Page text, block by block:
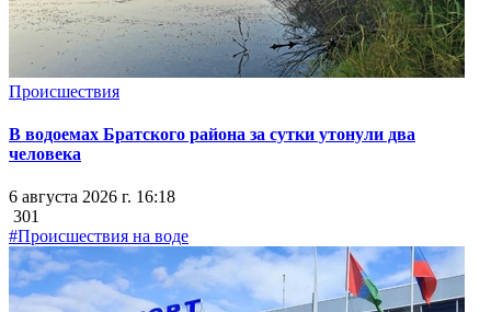
Происшествия
В водоемах Братского района за сутки утонули два
человека
6 августа 2026 г. 16:18
301
#Происшествия на воде